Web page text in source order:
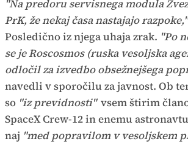
"Na predoru servisnega modula
PrK, že nekaj časa nastajajo razpoke,"
Posledično iz njega uhaja zrak. "Po
se je Roscosmos (ruska vesoljska
odločil za izvedbo obsežnejšega
navedli v sporočilu za javnost. Ob
so "iz previdnosti" vsem štirim
SpaceX Crew-12 in enemu
naj "med popravilom v vesoljskem